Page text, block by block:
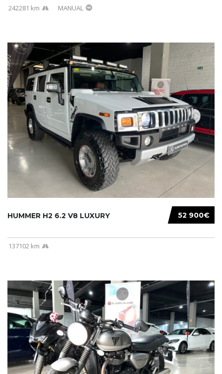
242281 km MANUAL
52 900€
HUMMER H2 6.2 V8 LUXURY
137102 km